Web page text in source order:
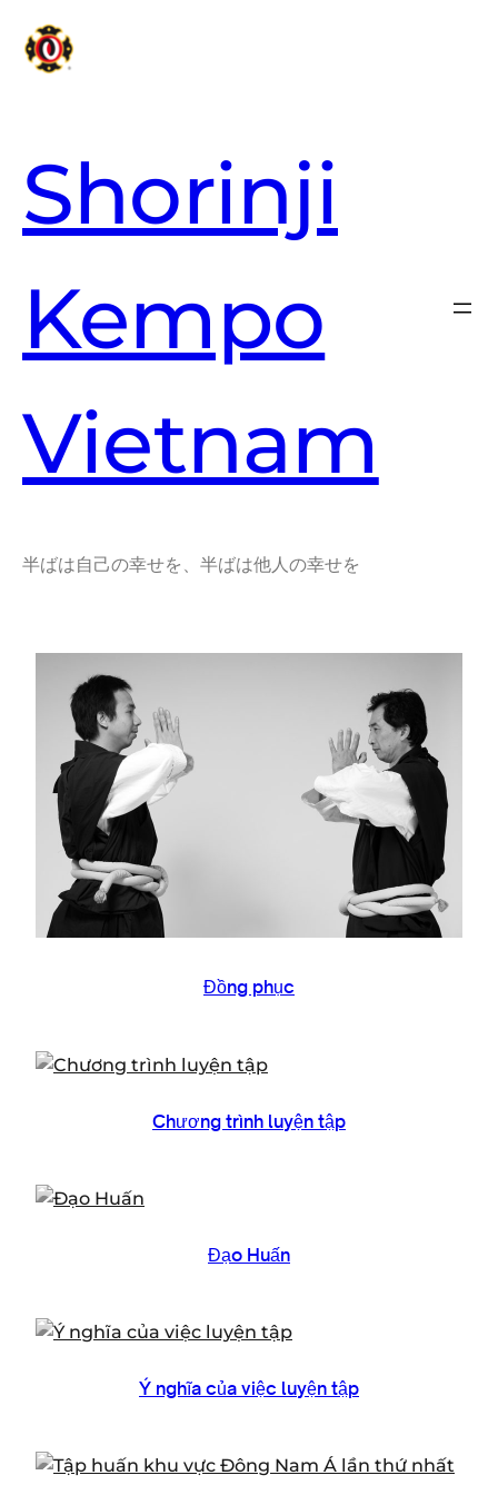
Skip
to
content
Shorinji
Kempo
Vietnam
半ばは自己の幸せを、半ばは他人の幸せを
Đồng phục
Chương trình luyện tập
Đạo Huấn
Ý nghĩa của việc luyện tập